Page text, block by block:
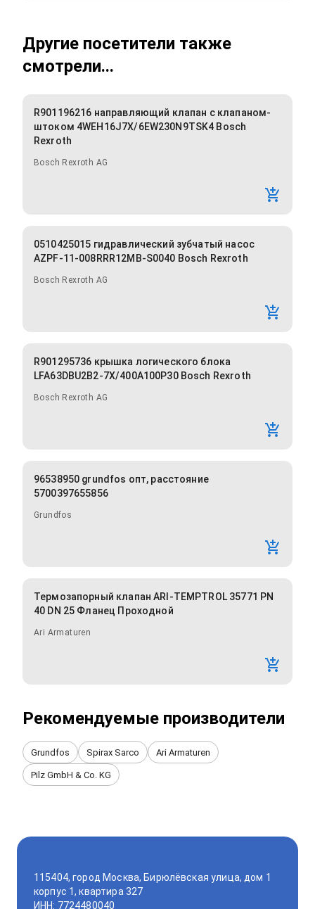
Другие посетители также
смотрели...
R901196216 направляющий клапан с клапаном-
штоком 4WEH16J7X/6EW230N9TSK4 Bosch
Rexroth
Bosch Rexroth AG
0510425015 гидравлический зубчатый насос
AZPF-11-008RRR12MB-S0040 Bosch Rexroth
Bosch Rexroth AG
R901295736 крышка логического блока
LFA63DBU2B2-7X/400A100P30 Bosch Rexroth
Bosch Rexroth AG
96538950 grundfos опт, расстояние
5700397655856
Grundfos
Термозапорный клапан ARI-TEMPTROL 35771 PN
40 DN 25 Фланец Проходной
Ari Armaturen
Рекомендуемые производители
Grundfos Spirax Sarco Ari Armaturen
Pilz GmbH & Co. KG
115404, город Москва, Бирюлёвская улица, дом 1
корпус 1, квартира 327
ИНН: 7724480040